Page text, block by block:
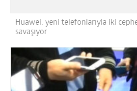
Huawei, yeni telefonlarıyla iki
savaşıyor